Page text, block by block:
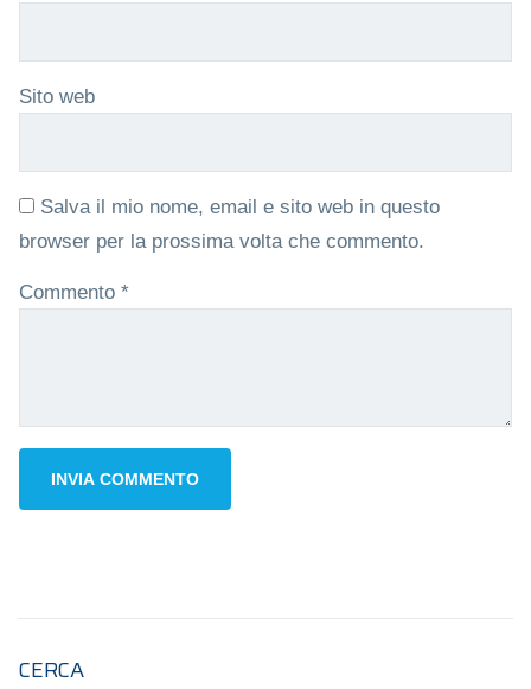
Sito web
Salva il mio nome, email e sito web in questo
browser per la prossima volta che commento.
Commento *
CERCA